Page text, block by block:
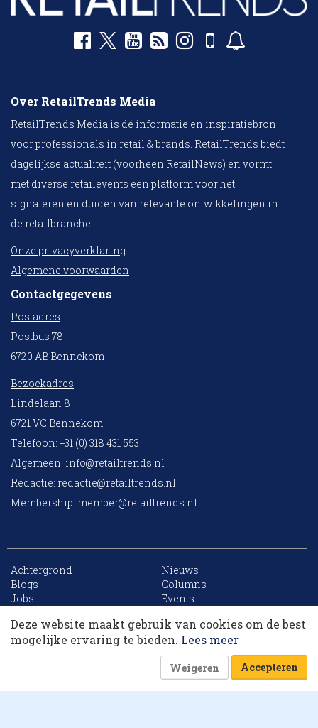
Over RetailTrends Media
RetailTrends Media is dé informatie en inspiratiebron
voor professionals in retail & brands. RetailTrends biedt
dagelijkse actualiteit (voorheen RetailNews) en vormt
met diverse retailevents een platform voor het
signaleren en duiden van relevante ontwikkelingen in
de retailbranche.
Onze privacyverklaring
Algemene voorwaarden
Contactgegevens
Postadres
Postbus 78
6720 AB Bennekom
Bezoekadres
Lindelaan 8
6721 VC Bennekom
Telefoon: +31 (0) 318 431 553
Algemeen: info@retailtrends.nl
Redactie: redactie@retailtrends.nl
Membership: member@retailtrends.nl
Achtergrond
Nieuws
Blogs
Columns
Jobs
Events
Archief
Sitemap
Website is powered by
Deze website maakt gebruik van cookies om de best
mogelijke ervaring te bieden. Lees meer
Weigeren Accepteren
10 collega’s
Korting op events